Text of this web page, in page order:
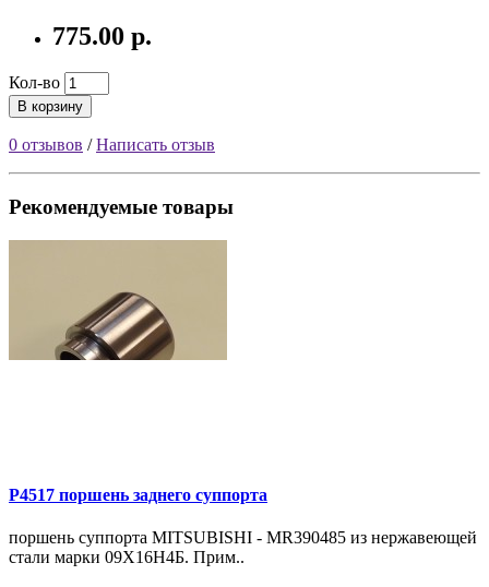
775.00 р.
Кол-во
В корзину
0 отзывов /Написать отзыв
Рекомендуемые товары
P4517 поршень заднего суппорта
поршень суппорта MITSUBISHI - MR390485 из нержавеющей
стали марки 09Х16Н4Б. Прим..